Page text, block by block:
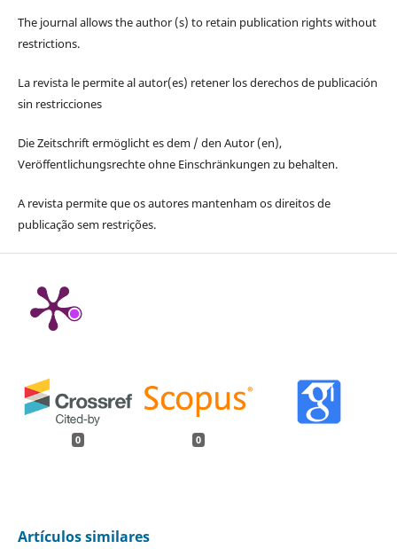
The journal allows the author (s) to retain publication rights without
restrictions.
La revista le permite al autor(es) retener los derechos de publicación
sin restricciones
Die Zeitschrift ermöglicht es dem / den Autor (en),
Veröffentlichungsrechte ohne Einschränkungen zu behalten.
A revista permite que os autores mantenham os direitos de
publicação sem restrições.
0 0
Artículos similares